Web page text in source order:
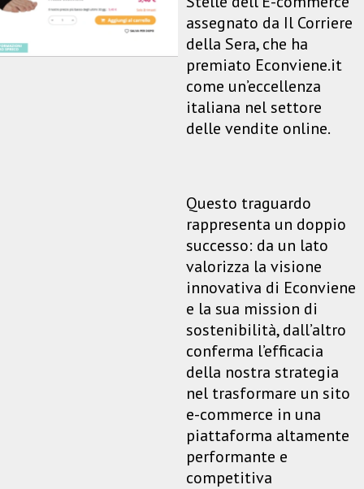
assegnato da Il Corriere
della Sera, che ha
premiato Econviene.it
come un’eccellenza
italiana nel settore
delle vendite online.
Questo traguardo
rappresenta un doppio
successo: da un lato
valorizza la visione
innovativa di Econviene
e la sua mission di
sostenibilità, dall’altro
conferma l’efficacia
della nostra strategia
nel trasformare un sito
e-commerce in una
piattaforma altamente
performante e
competitiva